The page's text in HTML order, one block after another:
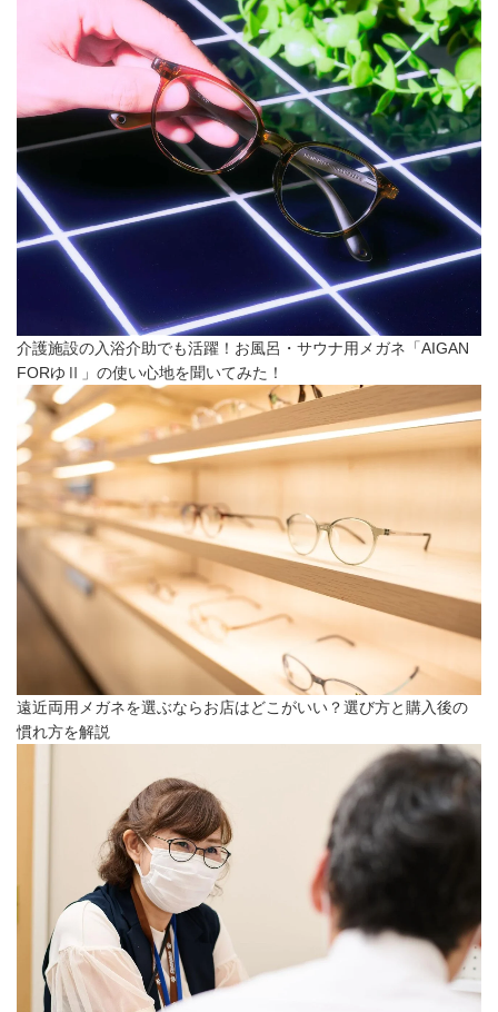
介護施設の入浴介助でも活躍！お風呂・サウナ用メガネ「AIGAN
FORゆⅡ」の使い心地を聞いてみた！
遠近両用メガネを選ぶならお店はどこがいい？選び方と購入後の
慣れ方を解説